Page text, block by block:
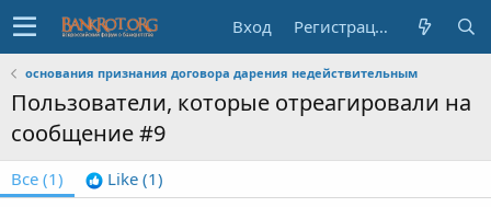
Вход Регистрация
основания признания договора дарения недействительным
Пользователи, которые отреагировали на
сообщение #9
Все (1) Like (1)